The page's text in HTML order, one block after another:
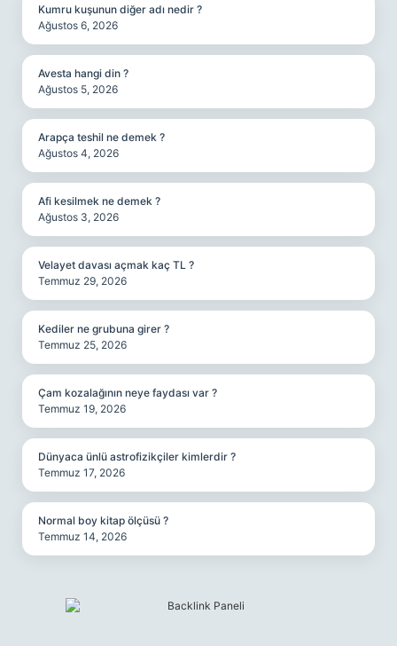
Kumru kuşunun diğer adı nedir ?
Ağustos 6, 2026
Avesta hangi din ?
Ağustos 5, 2026
Arapça teshil ne demek ?
Ağustos 4, 2026
Afi kesilmek ne demek ?
Ağustos 3, 2026
Velayet davası açmak kaç TL ?
Temmuz 29, 2026
Kediler ne grubuna girer ?
Temmuz 25, 2026
Çam kozalağının neye faydası var ?
Temmuz 19, 2026
Dünyaca ünlü astrofizikçiler kimlerdir ?
Temmuz 17, 2026
Normal boy kitap ölçüsü ?
Temmuz 14, 2026